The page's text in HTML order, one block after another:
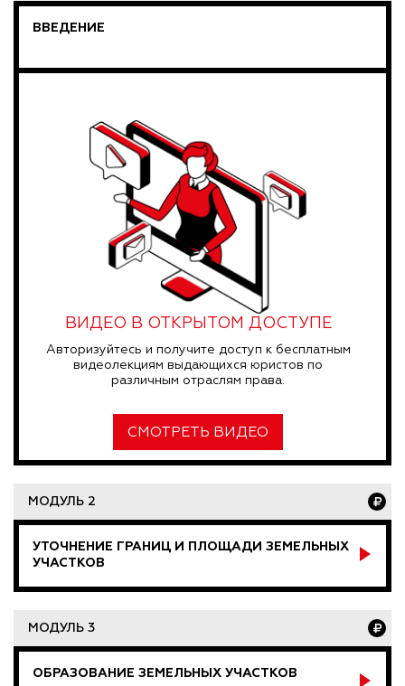
ВВЕДЕНИЕ
ВИДЕО В ОТКРЫТОМ ДОСТУПЕ
Авторизуйтесь и получите доступ к бесплатным
видеолекциям выдающихся юристов по
различным отраслям права.
СМОТРЕТЬ ВИДЕО
МОДУЛЬ 2
УТОЧНЕНИЕ ГРАНИЦ И ПЛОЩАДИ ЗЕМЕЛЬНЫХ
УЧАСТКОВ
МОДУЛЬ 3
ОБРАЗОВАНИЕ ЗЕМЕЛЬНЫХ УЧАСТКОВ